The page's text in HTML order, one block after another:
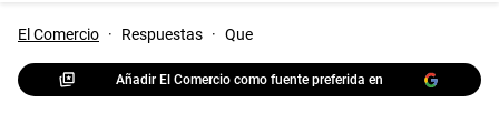
El Comercio · Respuestas · Que
Añadir El Comercio como fuente preferida en